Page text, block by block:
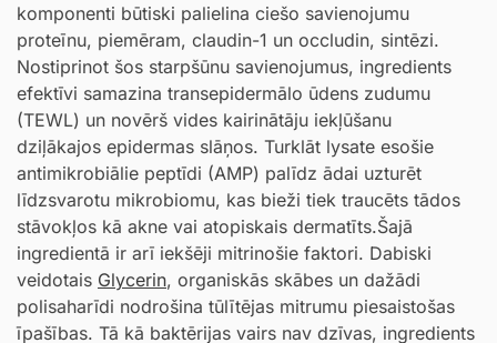
komponenti būtiski palielina ciešo savienojumu
proteīnu, piemēram, claudin-1 un occludin, sintēzi.
Nostiprinot šos starpšūnu savienojumus, ingredients
efektīvi samazina transepidermālo ūdens zudumu
(TEWL) un novērš vides kairinātāju iekļūšanu
dziļākajos epidermas slāņos. Turklāt lysate esošie
antimikrobiālie peptīdi (AMP) palīdz ādai uzturēt
līdzsvarotu mikrobiomu, kas bieži tiek traucēts tādos
stāvokļos kā akne vai atopiskais dermatīts.Šajā
ingredientā ir arī iekšēji mitrinošie faktori. Dabiski
veidotais Glycerin, organiskās skābes un dažādi
polisaharīdi nodrošina tūlītējas mitrumu piesaistošas
īpašības. Tā kā baktērijas vairs nav dzīvas, ingredients